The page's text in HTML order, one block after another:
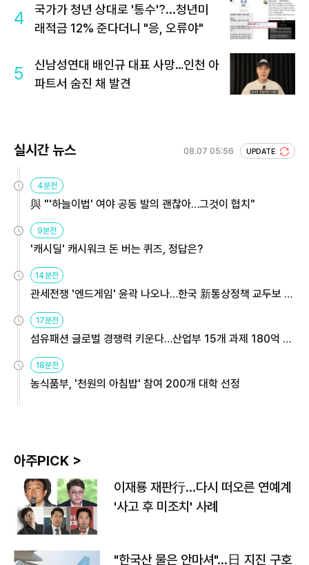
4
국가가 청년 상대로 '통수'?...청년미
래적금 12% 준다더니 "응, 오류야"
5
신남성연대 배인규 대표 사망…인천 아
파트서 숨진 채 발견
실시간 뉴스 08.07 05:56 UPDATE
4분전
與 "'하늘이법' 여야 공동 발의 괜찮아…그것이 협치"
9분전
'캐시딜' 캐시워크 돈 버는 퀴즈, 정답은?
14분전
관세전쟁 '엔드게임' 윤곽 나오나…한국 新통상정책 교두보 활
17분전
섬유패션 글로벌 경쟁력 키운다…산업부 15개 과제 180억 지
18분전
농식품부, '천원의 아침밥' 참여 200개 대학 선정
아주PICK >
이재룡 재판行…다시 떠오른 연예계
'사고 후 미조치' 사례
"한국산 물은 안마셔"…日 지진 구호